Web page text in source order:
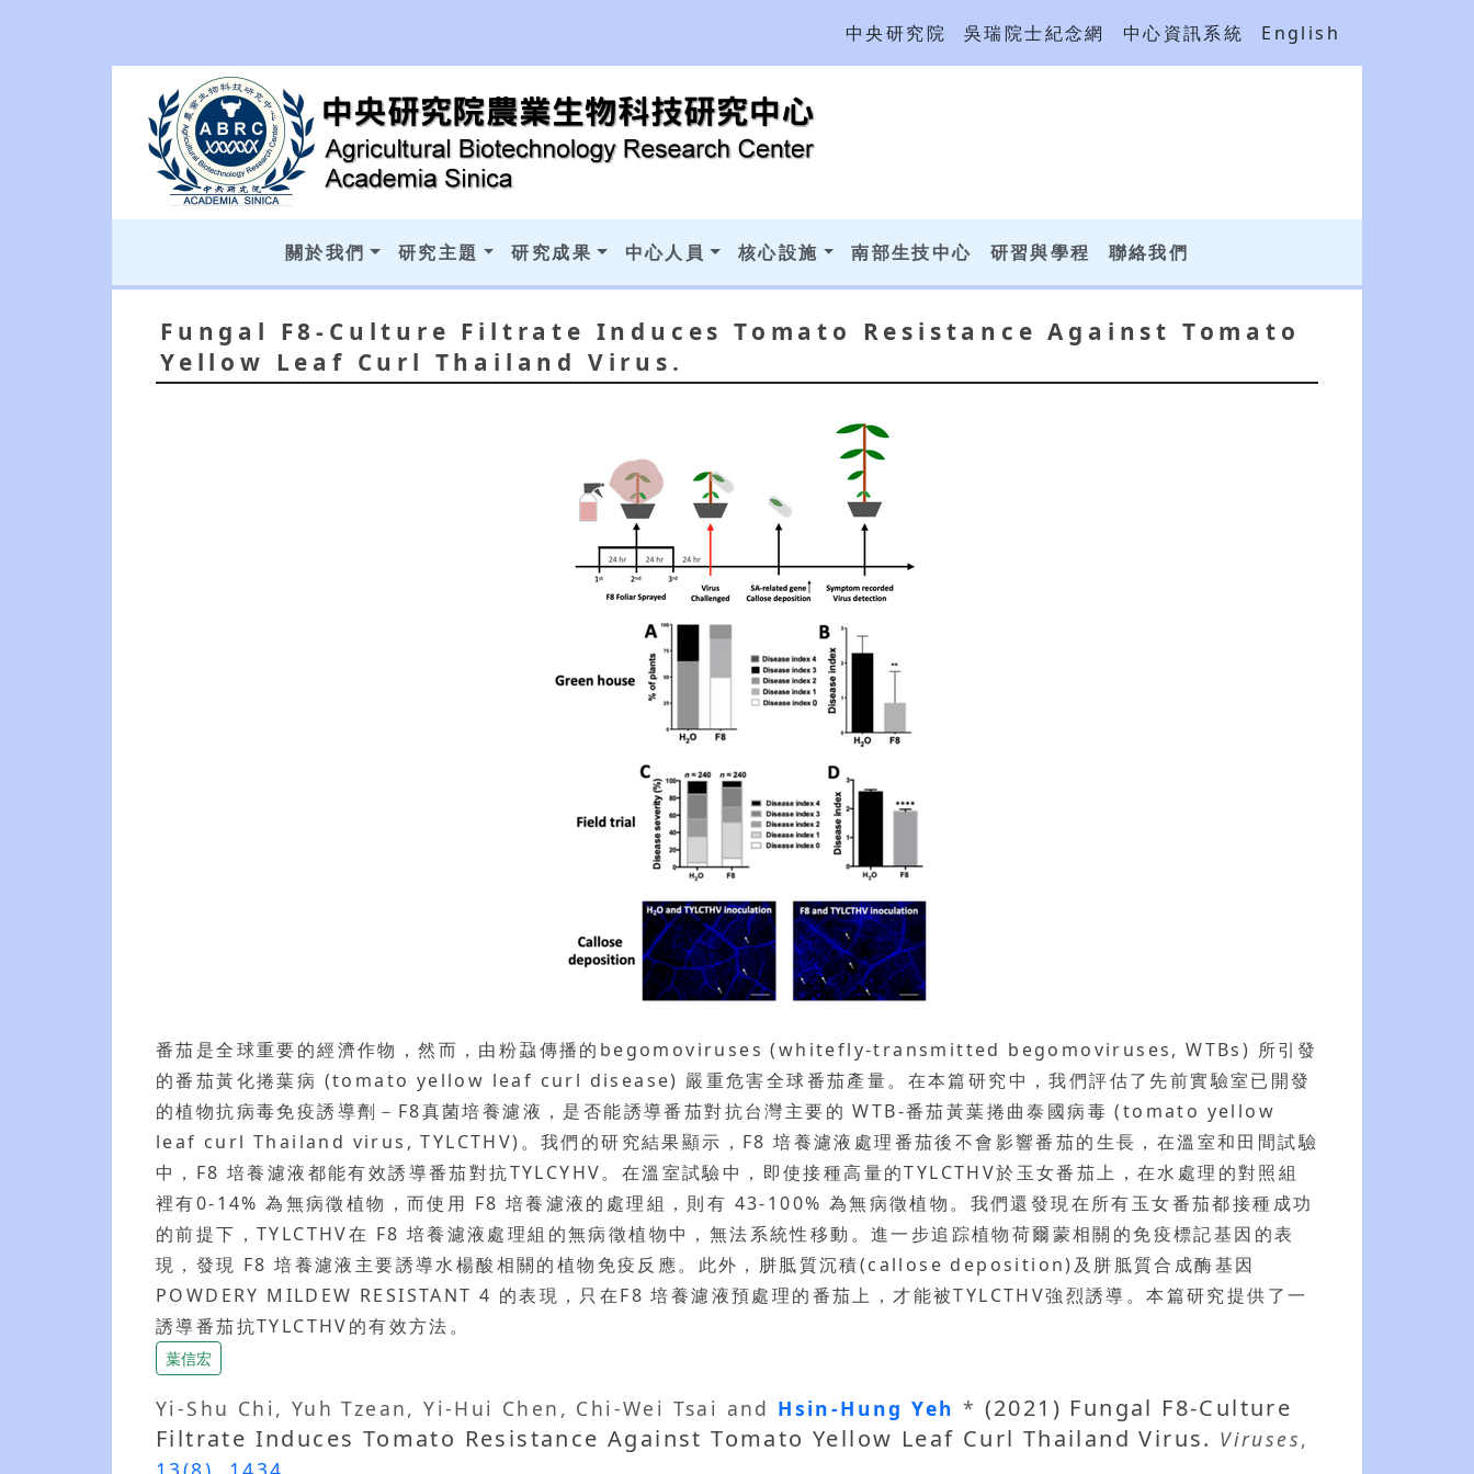
中央研究院 吳瑞院士紀念網 中心資訊系統 English
關於我們 研究主題 研究成果 中心人員 核心設施 南部生技中心 研習與學程 聯絡我們
Fungal F8-Culture Filtrate Induces Tomato Resistance Against Tomato
Yellow Leaf Curl Thailand Virus.
番茄是全球重要的經濟作物，然而，由粉蝨傳播的begomoviruses (whitefly-transmitted begomoviruses, WTBs) 所引發
的番茄黃化捲葉病 (tomato yellow leaf curl disease) 嚴重危害全球番茄產量。在本篇研究中，我們評估了先前實驗室已開發
的植物抗病毒免疫誘導劑－F8真菌培養濾液，是否能誘導番茄對抗台灣主要的 WTB-番茄黃葉捲曲泰國病毒 (tomato yellow
leaf curl Thailand virus, TYLCTHV)。我們的研究結果顯示，F8 培養濾液處理番茄後不會影響番茄的生長，在溫室和田間試驗
中，F8 培養濾液都能有效誘導番茄對抗TYLCYHV。在溫室試驗中，即使接種高量的TYLCTHV於玉女番茄上，在水處理的對照組
裡有0-14% 為無病徵植物，而使用 F8 培養濾液的處理組，則有 43-100% 為無病徵植物。我們還發現在所有玉女番茄都接種成功
的前提下，TYLCTHV在 F8 培養濾液處理組的無病徵植物中，無法系統性移動。進一步追踪植物荷爾蒙相關的免疫標記基因的表
現，發現 F8 培養濾液主要誘導水楊酸相關的植物免疫反應。此外，胼胝質沉積(callose deposition)及胼胝質合成酶基因
POWDERY MILDEW RESISTANT 4 的表現，只在F8 培養濾液預處理的番茄上，才能被TYLCTHV強烈誘導。本篇研究提供了一
誘導番茄抗TYLCTHV的有效方法。
葉信宏
Yi-Shu Chi, Yuh Tzean, Yi-Hui Chen, Chi-Wei Tsai and Hsin-Hung Yeh * (2021) Fungal F8-Culture
Filtrate Induces Tomato Resistance Against Tomato Yellow Leaf Curl Thailand Virus. Viruses,